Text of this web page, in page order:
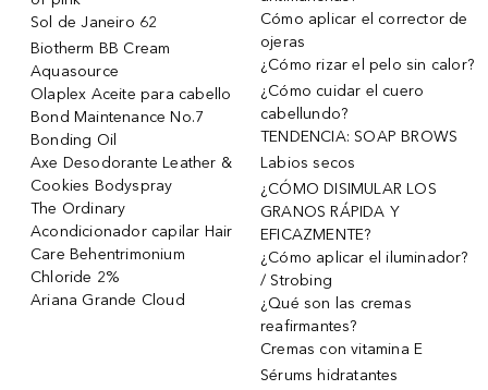
Sol de Janeiro 62
Biotherm BB Cream
Aquasource
Olaplex Aceite para cabello
Bond Maintenance No.7
Bonding Oil
Axe Desodorante Leather &
Cookies Bodyspray
The Ordinary
Acondicionador capilar Hair
Care Behentrimonium
Chloride 2%
Ariana Grande Cloud
Cómo aplicar el corrector de
ojeras
¿Cómo rizar el pelo sin calor?
¿Cómo cuidar el cuero
cabellundo?
TENDENCIA: SOAP BROWS
Labios secos
¿CÓMO DISIMULAR LOS
GRANOS RÁPIDA Y
EFICAZMENTE?
¿Cómo aplicar el iluminador?
/ Strobing
¿Qué son las cremas
reafirmantes?
Cremas con vitamina E
Sérums hidratantes